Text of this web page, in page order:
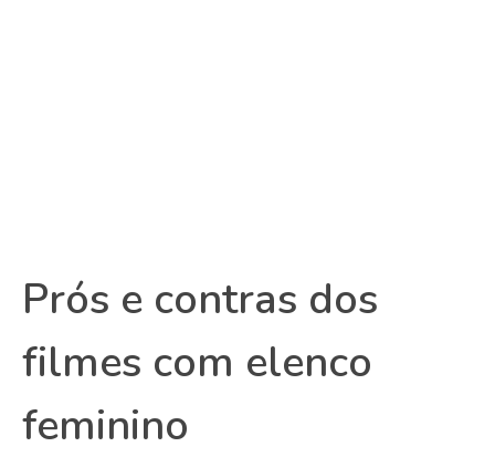
Prós e contras dos
filmes com elenco
feminino